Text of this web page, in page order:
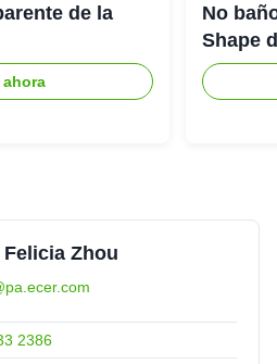
de la
No
Shape
Felicia Zhou
2386